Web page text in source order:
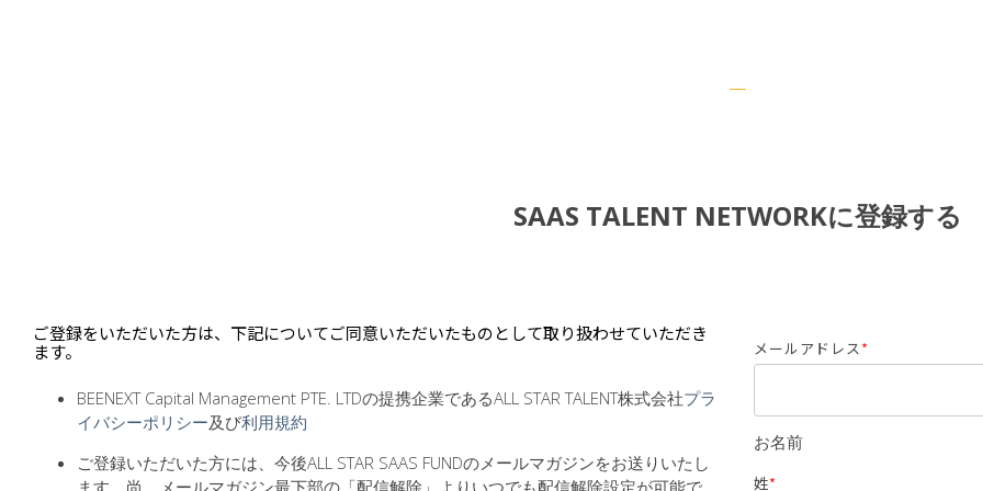
SAAS TALENT NETWORKに登録する
ご登録をいただいた方は、下記についてご同意いただいたものとして取り扱わせていただき
ます。
BEENEXT Capital Management PTE. LTDの提携企業であるALL STAR TALENT株式会社プラ
イバシーポリシー及び利用規約
ご登録いただいた方には、今後ALL STAR SAAS FUNDのメールマガジンをお送りいたし
ます。尚、メールマガジン最下部の「配信解除」よりいつでも配信解除設定が可能で
メールアドレス*
お名前
姓*